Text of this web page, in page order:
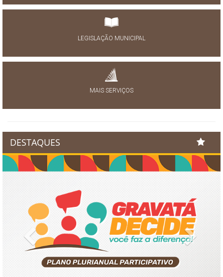
LEGISLAÇÃO MUNICIPAL
MAIS SERVIÇOS
DESTAQUES
Previous